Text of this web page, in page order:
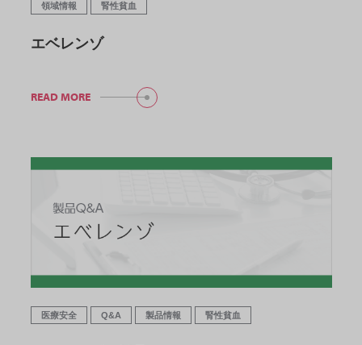
領域情報 腎性貧血
エベレンゾ
READ MORE
医療安全 Q&A 製品情報 腎性貧血